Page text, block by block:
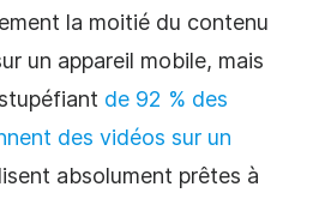
la moitié du contenu
un appareil mobile, mais
de 92 % des
des vidéos sur un
absolument prêtes à